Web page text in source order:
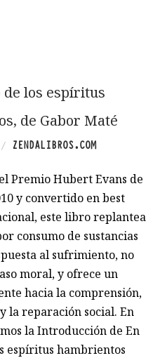
de los espíritus
de Gabor Maté
/ ZENDALIBROS.COM
Premio Hubert Evans de
y convertido en best
este libro replantea
consumo de sustancias
al sufrimiento, no
moral, y ofrece un
hacia la comprensión,
la reparación social. En
la Introducción de En
espíritus hambrientos